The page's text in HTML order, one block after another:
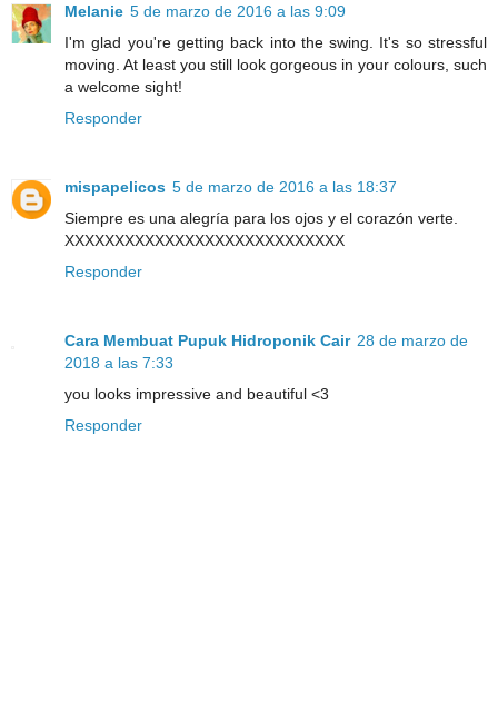
Melanie 5 de marzo de 2016 a las 9:09
I'm glad you're getting back into the swing. It's so stressful
moving. At least you still look gorgeous in your colours, such
a welcome sight!
Responder
mispapelicos 5 de marzo de 2016 a las 18:37
Siempre es una alegría para los ojos y el corazón verte.
XXXXXXXXXXXXXXXXXXXXXXXXXXXX
Responder
Cara Membuat Pupuk Hidroponik Cair 28 de marzo de
2018 a las 7:33
you looks impressive and beautiful <3
Responder